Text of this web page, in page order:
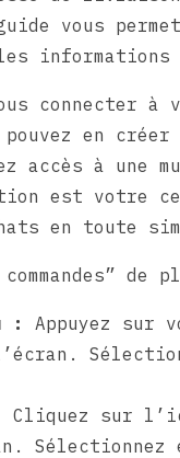
vous
informations
connecter à
pouvez en
accès à une
est votre
en toute
de
:
Appuyez sur
Cliquez sur